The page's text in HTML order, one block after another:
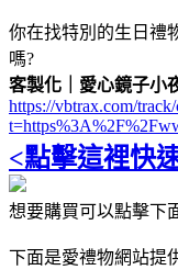
你在找特別的生日禮
嗎?
客製化｜愛心鏡子小
https://vbtrax.com/
<點擊這裡快
想要購買可以點擊下
下面是愛禮物網站提